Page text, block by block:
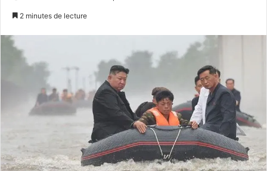
2 minutes de lecture